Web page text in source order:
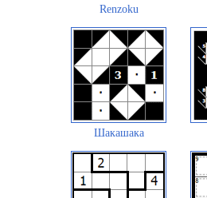
Renzoku
Шакашака